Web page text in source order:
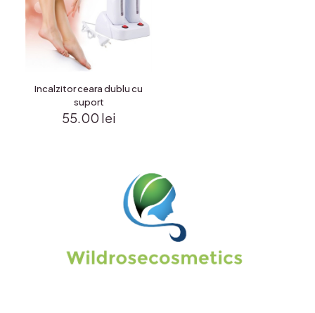
Incalzitor ceara dublu cu
suport
55.00 lei